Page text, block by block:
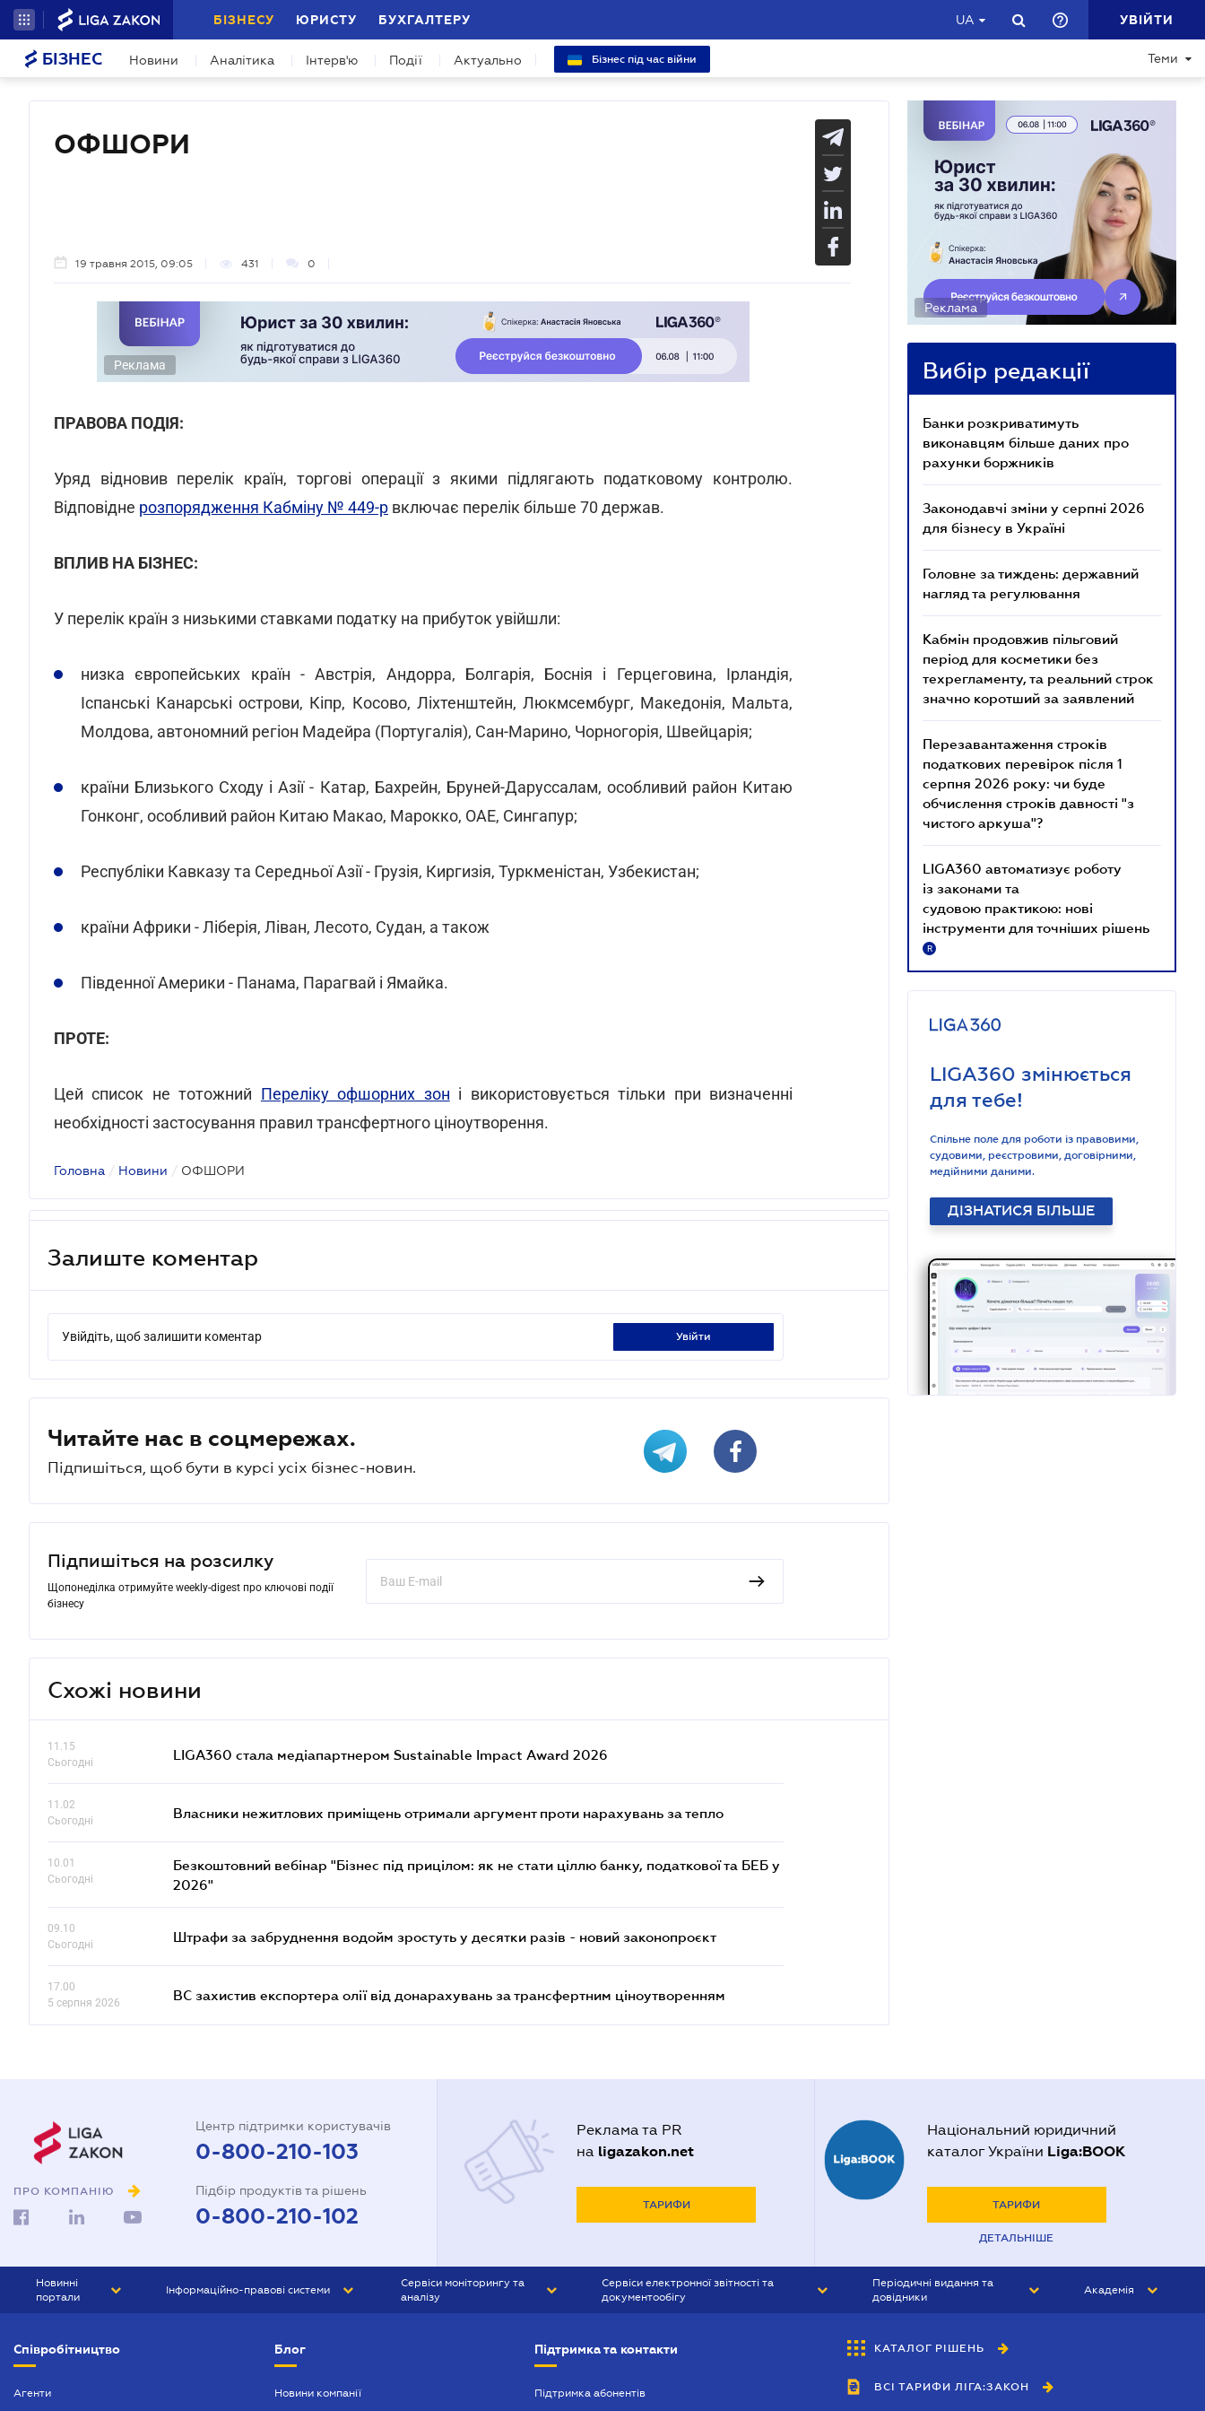
БІЗНЕСУ ЮРИСТУ БУХГАЛТЕРУ UA УВІЙТИ
БІЗНЕС Новини Аналітика Інтерв'ю Події Актуально Бізнес під час війни Теми
ОФШОРИ
19 травня 2015, 09:05 431 0
Реклама
ПРАВОВА ПОДІЯ:
Уряд відновив перелік країн, торгові операції з якими підлягають податковому контролю.
Відповідне розпорядження Кабміну № 449-р включає перелік більше 70 держав.
ВПЛИВ НА БІЗНЕС:
У перелік країн з низькими ставками податку на прибуток увійшли:
низка європейських країн - Австрія, Андорра, Болгарія, Боснія і Герцеговина, Ірландія,
Іспанські Канарські острови, Кіпр, Косово, Ліхтенштейн, Люкмсембург, Македонія, Мальта,
Молдова, автономний регіон Мадейра (Португалія), Сан-Марино, Чорногорія, Швейцарія;
країни Близького Сходу і Азії - Катар, Бахрейн, Бруней-Даруссалам, особливий район Китаю
Гонконг, особливий район Китаю Макао, Марокко, ОАЕ, Сингапур;
Республіки Кавказу та Середньої Азії - Грузія, Киргизія, Туркменістан, Узбекистан;
країни Африки - Ліберія, Ліван, Лесото, Судан, а також
Південної Америки - Панама, Парагвай і Ямайка.
ПРОТЕ:
Цей список не тотожний Переліку офшорних зон і використовується тільки при визначенні
необхідності застосування правил трансфертного ціноутворення.
Головна / Новини / ОФШОРИ
Залиште коментар
Увійдіть, щоб залишити коментар увійти
Читайте нас в соцмережах.
Підпишіться, щоб бути в курсі усіх бізнес-новин.
Підпишіться на розсилку
Щопонеділка отримуйте weekly-digest про ключові події
бізнесу
Схожі новини
11.15
Сьогодні
LIGA360 стала медіапартнером Sustainable Impact Award 2026
11.02
Сьогодні
Власники нежитлових приміщень отримали аргумент проти нарахувань за тепло
10.01
Сьогодні
Безкоштовний вебінар "Бізнес під прицілом: як не стати ціллю банку, податкової та БЕБ у
2026"
09.10
Сьогодні
Штрафи за забруднення водойм зростуть у десятки разів - новий законопроєкт
17.00
5 серпня 2026
ВС захистив експортера олії від донарахувань за трансфертним ціноутворенням
Реклама
Вибір редакції
Банки розкриватимуть
виконавцям більше даних про
рахунки боржників
Законодавчі зміни у серпні 2026
для бізнесу в Україні
Головне за тиждень: державний
нагляд та регулювання
Кабмін продовжив пільговий
період для косметики без
техрегламенту, та реальний строк
значно коротший за заявлений
Перезавантаження строків
податкових перевірок після 1
серпня 2026 року: чи буде
обчислення строків давності "з
чистого аркуша"?
LIGA360 автоматизує роботу
із законами та
судовою практикою: нові
інструменти для точніших рішень
R
LIGA360 змінюється
для тебе!
Спільне поле для роботи із правовими,
судовими, реєстровими, договірними,
медійними даними.
ДІЗНАТИСЯ БІЛЬШЕ
ПРО КОМПАНІЮ
Центр підтримки користувачів
0-800-210-103
Підбір продуктів та рішень
0-800-210-102
Реклама та PR
на ligazakon.net
ТАРИФИ
Національний юридичний
каталог України Liga:BOOK
ТАРИФИ
ДЕТАЛЬНІШЕ
Новинні
портали
БІЗНЕС
Інформаційно-правові системи
Сервіси моніторингу та
аналізу
Сервіси електронної звітності та
документообігу
Періодичні видання та
довідники
БУХГАЛТЕР&ЗАКОН
ВІСНИК МСФЗ
Академія
Співробітництво
Агенти
Блог
Новини компанії
Підтримка та контакти
Підтримка абонентів
КАТАЛОГ РІШЕНЬ
ВСІ ТАРИФИ ЛІГА:ЗАКОН